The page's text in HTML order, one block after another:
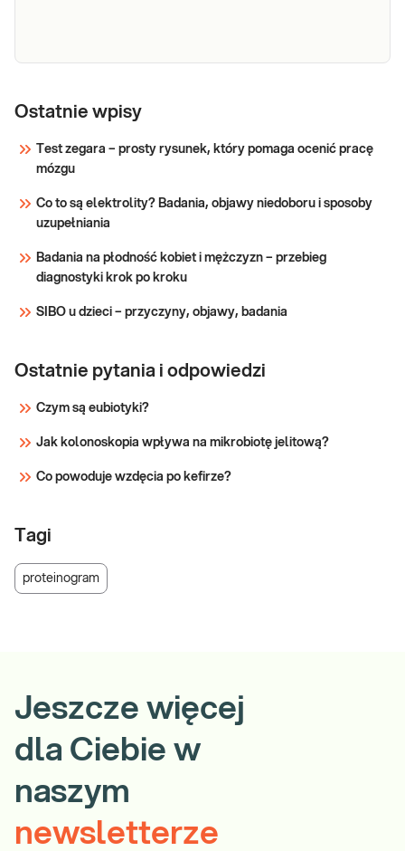
Ostatnie wpisy
Test zegara – prosty rysunek, który pomaga ocenić pracę
mózgu
Co to są elektrolity? Badania, objawy niedoboru i sposoby
uzupełniania
Badania na płodność kobiet i mężczyzn – przebieg
diagnostyki krok po kroku
SIBO u dzieci – przyczyny, objawy, badania
Ostatnie pytania i odpowiedzi
Czym są eubiotyki?
Jak kolonoskopia wpływa na mikrobiotę jelitową?
Co powoduje wzdęcia po kefirze?
Tagi
proteinogram
Jeszcze więcej
dla Ciebie w
naszym
newsletterze